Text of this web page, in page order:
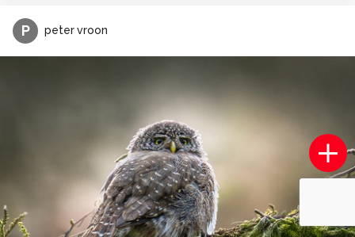
P peter vroon